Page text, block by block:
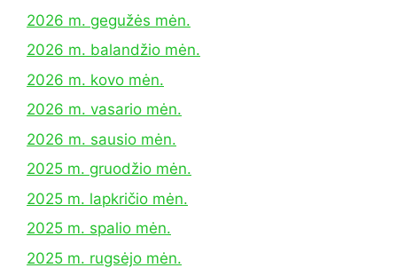
2026 m. gegužės mėn.
2026 m. balandžio mėn.
2026 m. kovo mėn.
2026 m. vasario mėn.
2026 m. sausio mėn.
2025 m. gruodžio mėn.
2025 m. lapkričio mėn.
2025 m. spalio mėn.
2025 m. rugsėjo mėn.